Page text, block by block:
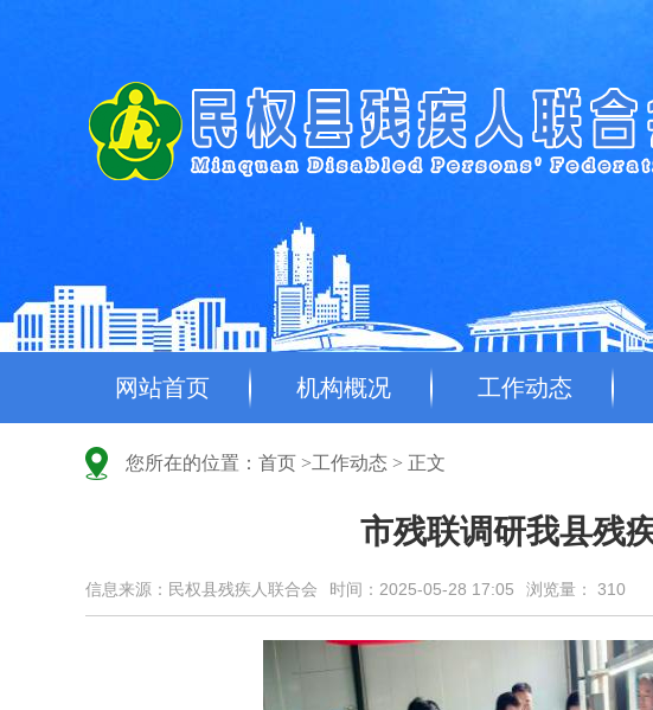
网站首页 机构概况 工作动态
您所在的位置： 首页 >工作动态 > 正文
市残联调研我县残
信息来源：民权县残疾人联合会 时间：2025-05-28 17:05 浏览量： 310